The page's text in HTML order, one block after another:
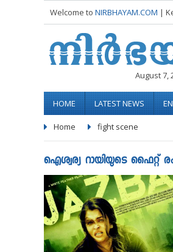
Welcome to NIRBHAYAM.COM |
August 7,
HOME LATEST NEWS
Home fight scene
ഐശ്വര്യ റായിയുടെ ഫൈറ്റ്